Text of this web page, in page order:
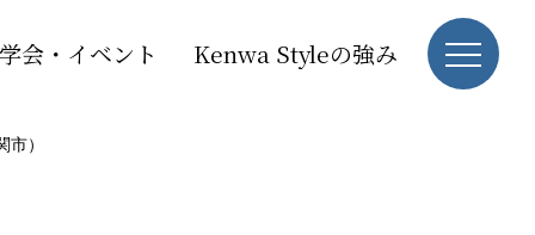
会・イベント Kenwa Styleの強み
）